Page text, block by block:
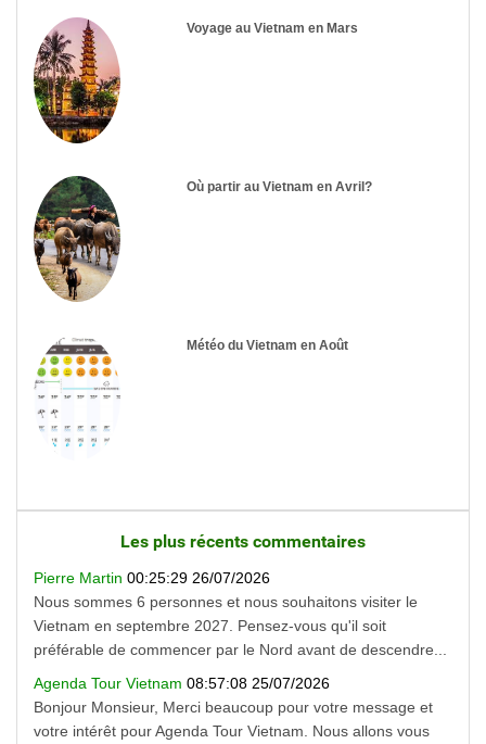
Voyage au Vietnam en Mars
Où partir au Vietnam en Avril?
Météo du Vietnam en Août
Les plus récents commentaires
Pierre Martin 00:25:29 26/07/2026
Nous sommes 6 personnes et nous souhaitons visiter le
Vietnam en septembre 2027. Pensez-vous qu'il soit
préférable de commencer par le Nord avant de descendre...
Agenda Tour Vietnam 08:57:08 25/07/2026
Bonjour Monsieur, Merci beaucoup pour votre message et
votre intérêt pour Agenda Tour Vietnam. Nous allons vous